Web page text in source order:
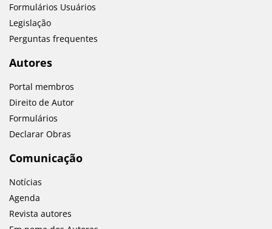
Formulários Usuários
Legislação
Perguntas frequentes
Autores
Portal membros
Direito de Autor
Formulários
Declarar Obras
Comunicação
Notícias
Agenda
Revista autores